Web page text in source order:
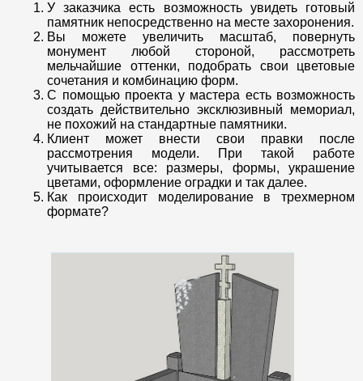
У заказчика есть возможность увидеть готовый
памятник непосредственно на месте захоронения.
Вы можете увеличить масштаб, повернуть
монумент любой стороной, рассмотреть
мельчайшие оттенки, подобрать свои цветовые
сочетания и комбинацию форм.
С помощью проекта у мастера есть возможность
создать действительно эксклюзивный мемориал,
не похожий на стандартные памятники.
Клиент может внести свои правки после
рассмотрения модели. При такой работе
учитывается все: размеры, формы, украшение
цветами, оформление оградки и так далее.
Как происходит моделирование в трехмерном
формате?